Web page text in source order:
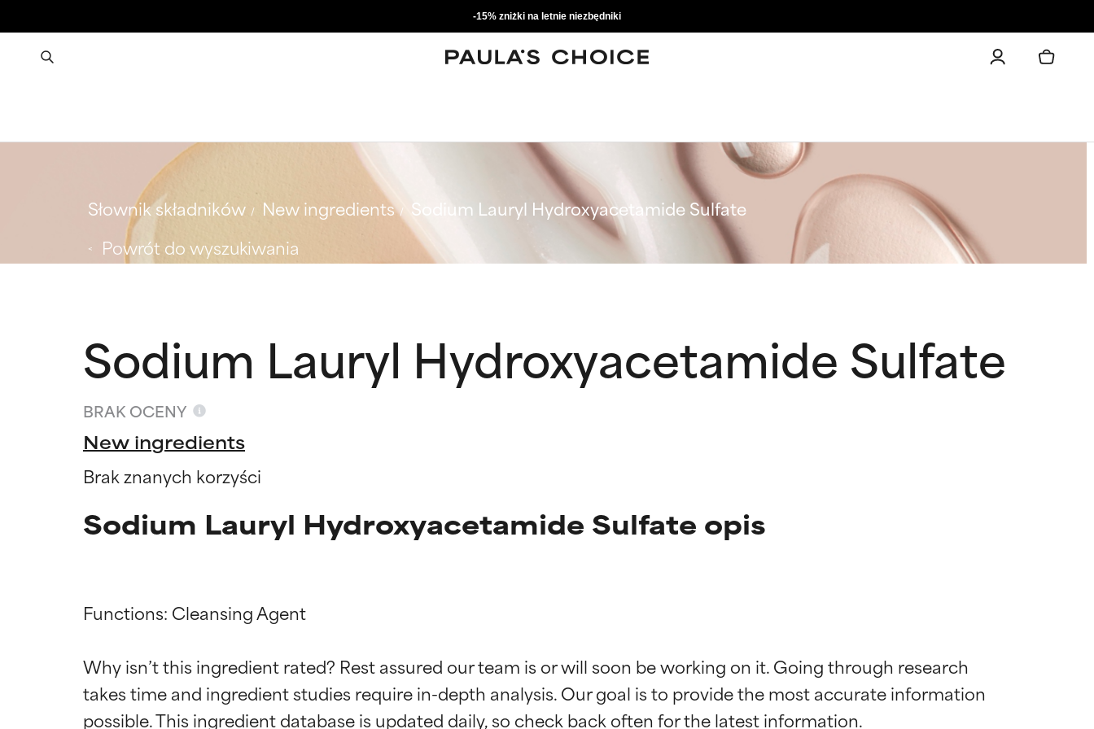
-15% zniżki na letnie niezbędniki
Słownik składników New ingredients
Sodium Lauryl Hydroxyacetamide Sulfate
Powrót do wyszukiwania
Sodium Lauryl Hydroxyacetamide Sulfate
BRAK OCENY
New ingredients
Brak znanych korzyści
Sodium Lauryl Hydroxyacetamide Sulfate opis
Functions: Cleansing Agent
Why isn’t this ingredient rated? Rest assured our team is or will soon be working on it. Going through research
takes time and ingredient studies require in-depth analysis. Our goal is to provide the most accurate information
Oceny składników
BEST
Oceny składników
BEST